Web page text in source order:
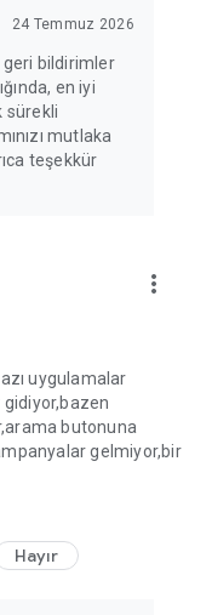
24 Temmuz 2026
geri bildirimler
en iyi
sürekli
mutlaka
teşekkür
more_vert
uygulamalar
butonuna
gelmiyor,bir
Hayır